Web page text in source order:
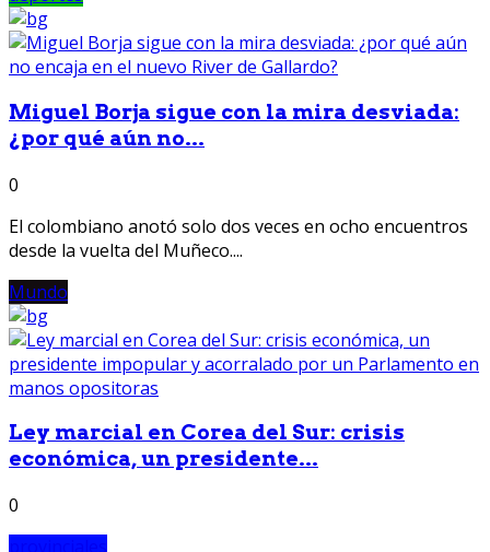
Miguel Borja sigue con la mira desviada:
¿por qué aún no...
0
El colombiano anotó solo dos veces en ocho encuentros
desde la vuelta del Muñeco....
Mundo
Ley marcial en Corea del Sur: crisis
económica, un presidente...
0